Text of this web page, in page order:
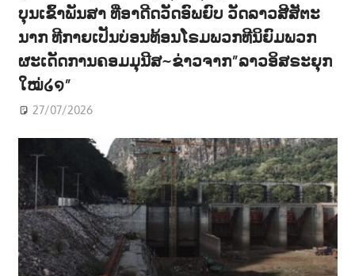
ບຸນເຂົ້າພັນສາ ທີ່ອາດີດວັດອົພຍົບ ວັດລາວສີສັຕະ
ນາກ ທີກາຍເປັນບ່ອນທ້ອນໂຣມພວກທີນິຍົມພວກ
ຜະເດັດການຄອມມຸນີສ~ຂ່າວຈາກ”ລາວອິສຣະຍຸກ
ໃໝ່໒໑”
27/07/2026